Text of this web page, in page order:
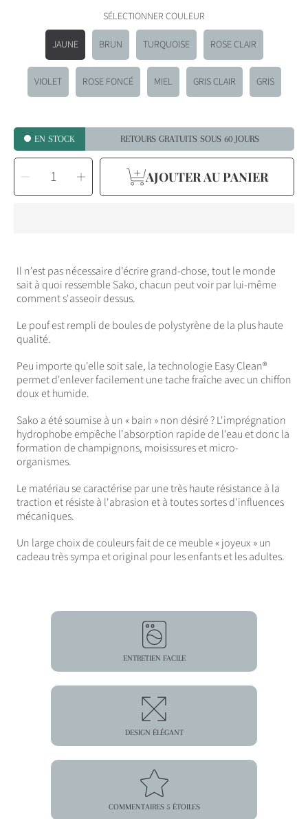
SÉLECTIONNER COULEUR
JAUNE BRUN TURQUOISE ROSE CLAIR
VIOLET ROSE FONCÉ MIEL GRIS CLAIR GRIS
EN STOCK RETOURS GRATUITS SOUS 60 JOURS
SÉLECTIONNEZ
QUANTITÉDiminuer
quantité
pour
jardin,
coussin
de
sol
pour
enfants
et
adultes
Augmenter
la
quantité
pour
jardin,
coussin
de
sol
pour
enfants
et
adultes
AJOUTER AU PANIER
Il n'est pas nécessaire d'écrire grand-chose, tout le monde
sait à quoi ressemble Sako, chacun peut voir par lui-même
comment s'asseoir dessus.
Le pouf est rempli de boules de polystyrène de la plus haute
qualité.
Peu importe qu'elle soit sale, la technologie Easy Clean®
permet d'enlever facilement une tache fraîche avec un chiffon
doux et humide.
Sako a été soumise à un « bain » non désiré ? L'imprégnation
hydrophobe empêche l'absorption rapide de l'eau et donc la
formation de champignons, moisissures et micro-
organismes.
Le matériau se caractérise par une très haute résistance à la
traction et résiste à l'abrasion et à toutes sortes d'influences
mécaniques.
Un large choix de couleurs fait de ce meuble « joyeux » un
cadeau très sympa et original pour les enfants et les adultes.
ENTRETIEN FACILE
DESIGN ÉLÉGANT
COMMENTAIRES 5 ÉTOILES